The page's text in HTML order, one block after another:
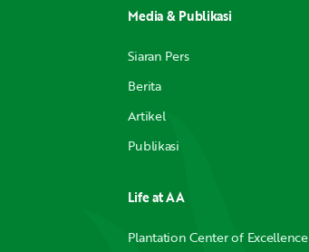
Media & Publikasi
Siaran Pers
Berita
Artikel
Publikasi
Life at AA
Plantation Center of Excellence